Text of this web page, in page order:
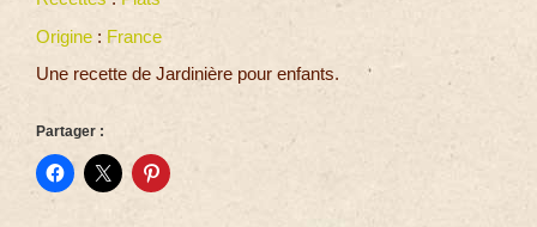
Origine : France
Une recette de Jardinière pour enfants.
Partager :